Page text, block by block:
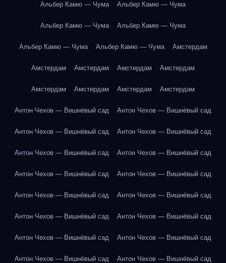
Альбер Камю — Чума Альбер Камю — Чума
Альбер Камю — Чума Альбер Камю — Чума
Альбер Камю — Чума Альбер Камю — Чума Амстердам
Амстердам Амстердам Амстердам Амстердам
Амстердам Амстердам Амстердам Амстердам
Антон Чехов — Вишнёвый сад Антон Чехов — Вишнёвый сад
Антон Чехов — Вишнёвый сад Антон Чехов — Вишнёвый сад
Антон Чехов — Вишнёвый сад Антон Чехов — Вишнёвый сад
Антон Чехов — Вишнёвый сад Антон Чехов — Вишнёвый сад
Антон Чехов — Вишнёвый сад Антон Чехов — Вишнёвый сад
Антон Чехов — Вишнёвый сад Антон Чехов — Вишнёвый сад
Антон Чехов — Вишнёвый сад Антон Чехов — Вишнёвый сад
Антон Чехов — Вишнёвый сад Антон Чехов — Вишнёвый сад